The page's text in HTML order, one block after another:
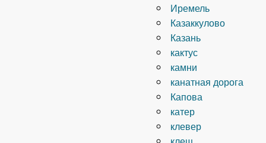
Иремель
Казаккулово
Казань
кактус
камни
канатная дорога
Капова
катер
клевер
клещ